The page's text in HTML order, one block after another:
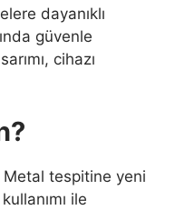
dayanıklı
güvenle
cihazı
Metal tespitine yeni
ile